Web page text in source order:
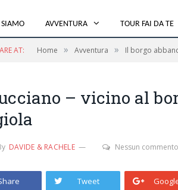
SIAMO AVVENTURA TOUR FAI DA TE
AT: Home » Avventura » Il borgo
– vicino al
DAVIDE & RACHELE Nessun commento
Tweet